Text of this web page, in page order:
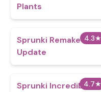
Plants
4.3★
Sprunki Remake 2 5th
Update
4.7★
Sprunki Incredibox: